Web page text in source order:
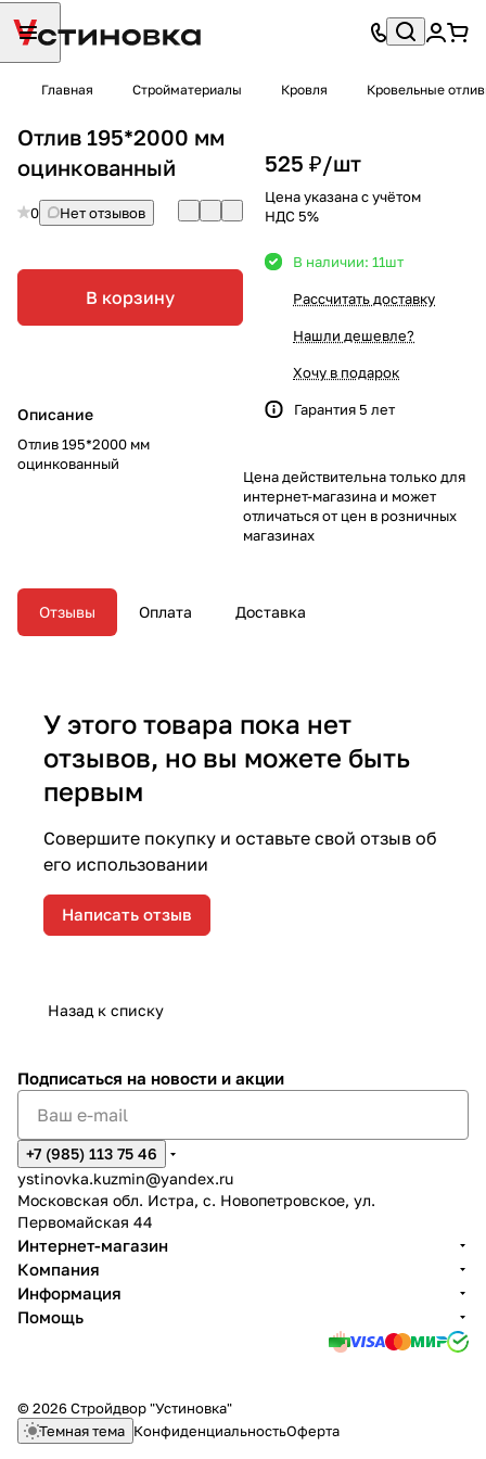
Главная Стройматериалы Кровля Кровельные
Отлив 195*2000 мм
оцинкованный
0 Нет отзывов
В корзину
Описание
Отлив 195*2000 мм
оцинкованный
525 ₽/шт
Цена указана с учётом
НДС 5%
В наличии: 11шт
Рассчитать доставку
Нашли дешевле?
Хочу в подарок
Гарантия 5 лет
Цена действительна только для
интернет-магазина и может
отличаться от цен в розничных
магазинах
Отзывы Оплата Доставка
У этого товара пока нет
отзывов, но вы можете быть
первым
Совершите покупку и оставьте свой отзыв об
его использовании
Написать отзыв
Назад к списку
Подписаться на новости и акции
+7 (985) 113 75 46
ystinovka.kuzmin@yandex.ru
Московская обл. Истра, с. Новопетровское, ул.
Первомайская 44
Интернет-магазин
Компания
Информация
Помощь
© 2026 Стройдвор "Устиновка"
Темная тема КонфиденциальностьОферта